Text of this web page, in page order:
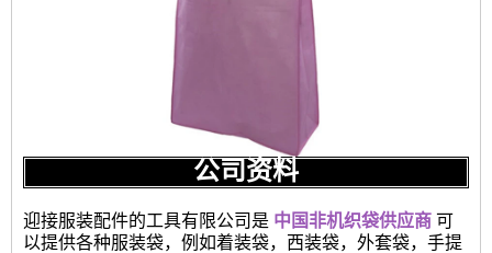
公司资料
迎接服装配件的工具有限公司是 中国非机织袋供应商 可
以提供各种服装袋，例如着装袋，西装袋，外套袋，手提